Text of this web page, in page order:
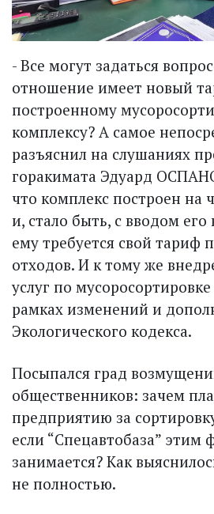
- Все могут задаться
отношение имеет новый
построенному
комплексу? А самое
разъяснил на слушаниях
горакимата Эдуард
что комплекс построен на
и, стало быть, с вводом его
ему требуется свой тариф
отходов. И к тому же
услуг по мусоросортировке
рамках изменений и
Экологического кодекса.
Посыпался град
общественников: зачем
предприятию за
если “Спец­автобаза” этим
занимается? Как
не полностью.